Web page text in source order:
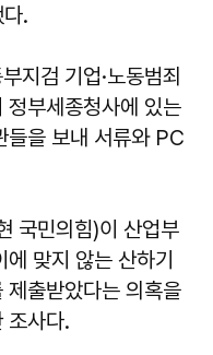
.
지검 기업·노동범죄
부세종청사에 있는
들을 보내 서류와 PC
국민의힘)이 산업부
맞지 않는 산하기
출받았다는 의혹을
조사다.